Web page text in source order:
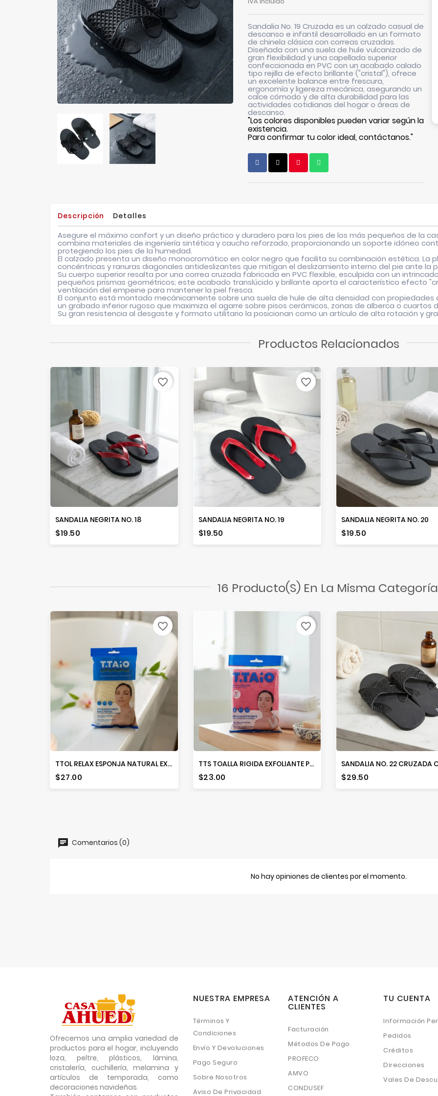
Sandalia No. 19 Cruzada es un calzado casual de
descanso e infantil desarrollado en un formato
de chinela clásica con correas cruzadas.
Diseñada con una suela de hule vulcanizado de
gran flexibilidad y una capellada superior
confeccionada en PVC con un acabado calado
tipo rejilla de efecto brillante ("cristal"), ofrece
un excelente balance entre frescura,
ergonomía y ligereza mecánica, asegurando un
calce cómodo y de alta durabilidad para las
actividades cotidianas del hogar o áreas de
descanso.
"Los colores disponibles pueden variar según la
existencia.
Para confirmar tu color ideal, contáctanos."
Descripción Detalles
Asegure el máximo confort y un diseño práctico y duradero para los pies de los más pequeños de la
combina materiales de ingeniería sintética y caucho reforzado, proporcionando un soporte idóneo
protegiendo los pies de la humedad.
El calzado presenta un diseño monocromático en color negro que facilita su combinación estética. La
concéntricas y ranuras diagonales antideslizantes que mitigan el deslizamiento interno del pie ante la
Su cuerpo superior resalta por una correa cruzada fabricada en PVC flexible, esculpida con un
pequeños prismas geométricos; este acabado translúcido y brillante aporta el característico efecto
ventilación del empeine para mantener la piel fresca.
El conjunto está montado mecánicamente sobre una suela de hule de alta densidad con
un grabado inferior rugoso que maximiza el agarre sobre pisos cerámicos, zonas de alberca o cuartos
Su gran resistencia al desgaste y formato utilitario la posicionan como un artículo de alta rotación y
Productos Relacionados
SANDALIA NEGRITA NO. 18
Precio
$19.50
favorite_border
SANDALIA NEGRITA NO. 19
Precio
$19.50
favorite_border
SANDALIA NEGRITA NO. 20
Precio
$19.50
16 Producto(s) En La Misma
TTOL RELAX ESPONJA NATURAL EXFOLIANTE
Precio
$27.00
favorite_border
TTS TOALLA RIGIDA EXFOLIANTE P/BAÑO
Precio
$23.00
favorite_border
Precio
$29.50
Comentarios (0)
No hay opiniones de clientes por el momento.
Ofrecemos una amplia variedad de
productos para el hogar, incluyendo
loza, peltre, plásticos, lámina,
cristalería, cuchillería, melamina y
artículos de temporada, como
decoraciones navideñas.
NUESTRA EMPRESA
Términos Y
Condiciones
Envío Y Devoluciones
Pago Seguro
Sobre Nosotros
Aviso De Privacidad
ATENCIÓN A
CLIENTES
Facturación
Métodos De Pago
PROFECO
AMVO
CONDUSEF
TU CUENTA
Información
Pedidos
Créditos
Direcciones
Vales De